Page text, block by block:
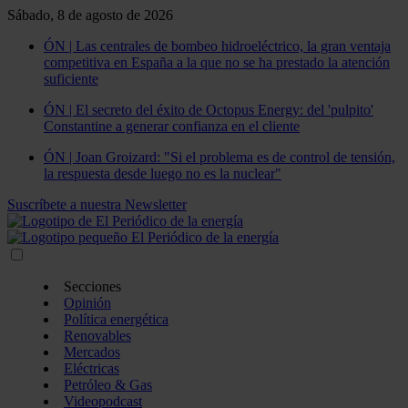
Sábado, 8 de agosto de 2026
ÓN | Las centrales de bombeo hidroeléctrico, la gran ventaja
competitiva en España a la que no se ha prestado la atención
suficiente
ÓN | El secreto del éxito de Octopus Energy: del 'pulpito'
Constantine a generar confianza en el cliente
ÓN | Joan Groizard: "Si el problema es de control de tensión,
la respuesta desde luego no es la nuclear"
Suscríbete a nuestra Newsletter
Secciones
Opinión
Política energética
Renovables
Mercados
Eléctricas
Petróleo & Gas
Videopodcast